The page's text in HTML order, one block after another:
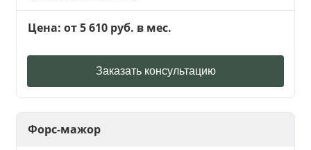
Цена: от 5 610 руб. в мес.
Заказать консультацию
Форс-мажор